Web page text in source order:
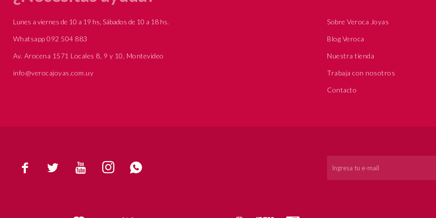
    
Lunes a viernes de 10 a 19 hs, Sábados de 10 a 18 hs.
Whatsapp 092 504 883
Av. Arocena 1571 Locales 8, 9 y 10, Montevideo
info@verocajoyas.com.uy
Sobre Veroca Joyas
Blog Veroca
Nuestra tienda
Trabaja con nosotros
Contacto